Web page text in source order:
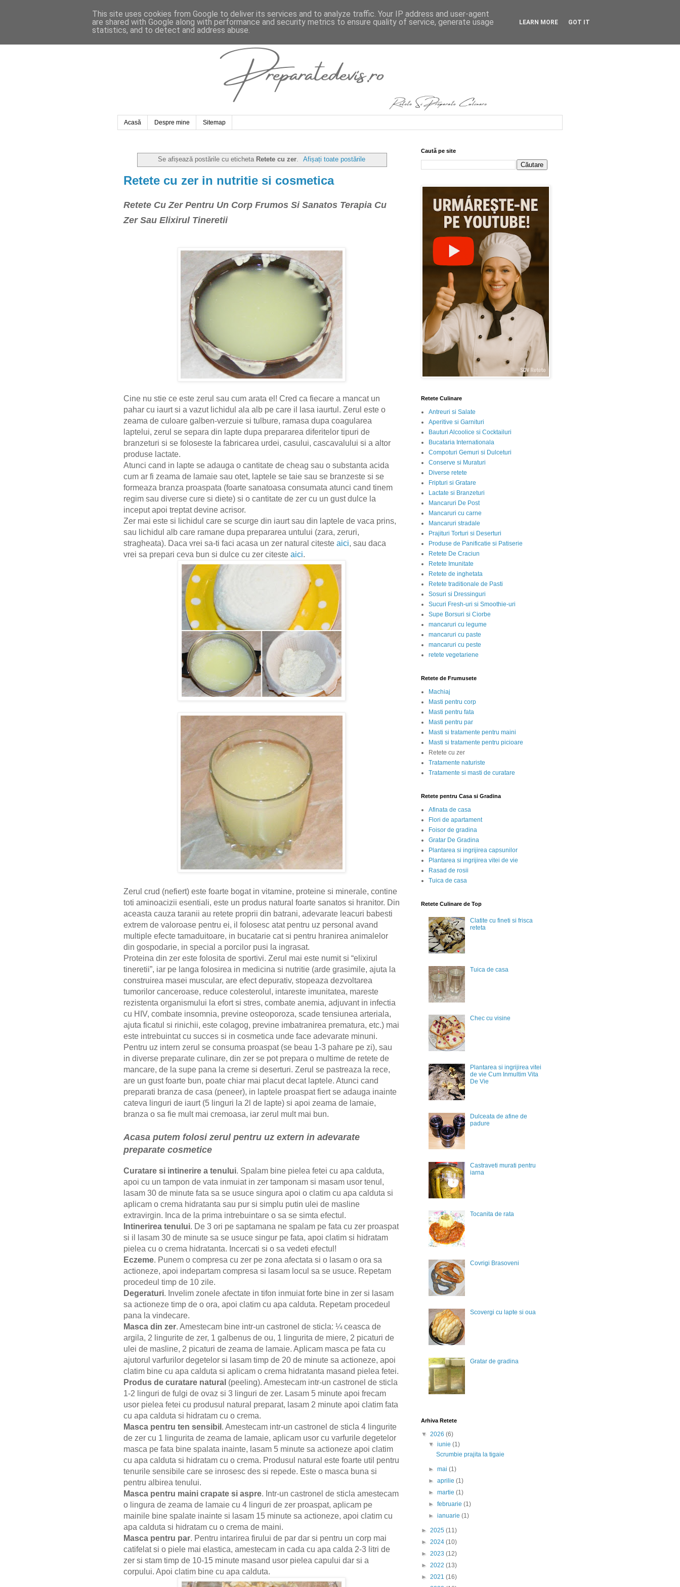
Acasă Despre mine Sitemap
Se afișează postările cu eticheta Retete cu zer. Afișați toate postările
Retete cu zer in nutritie si cosmetica
Retete Cu Zer Pentru Un Corp Frumos Si Sanatos Terapia Cu
Zer Sau Elixirul Tineretii
Cine nu stie ce este zerul sau cum arata el! Cred ca fiecare a mancat un
pahar cu iaurt si a vazut lichidul ala alb pe care il lasa iaurtul. Zerul este o
zeama de culoare galben-verzuie si tulbure, ramasa dupa coagularea
laptelui, zerul se separa din lapte dupa prepararea diferitelor tipuri de
branzeturi si se foloseste la fabricarea urdei, casului, cascavalului si a altor
produse lactate.
Atunci cand in lapte se adauga o cantitate de cheag sau o substanta acida
cum ar fi zeama de lamaie sau otet, laptele se taie sau se branzeste si se
formeaza branza proaspata (foarte sanatoasa consumata atunci cand tinem
regim sau diverse cure si diete) si o cantitate de zer cu un gust dulce la
inceput apoi treptat devine acrisor.
Zer mai este si lichidul care se scurge din iaurt sau din laptele de vaca prins,
sau lichidul alb care ramane dupa prepararea untului (zara, zeruri,
stragheata). Daca vrei sa-ti faci acasa un zer natural citeste aici, sau daca
vrei sa prepari ceva bun si dulce cu zer citeste aici.
Zerul crud (nefiert) este foarte bogat in vitamine, proteine si minerale, contine
toti aminoacizii esentiali, este un produs natural foarte sanatos si hranitor. Din
aceasta cauza taranii au retete proprii din batrani, adevarate leacuri babesti
extrem de valoroase pentru ei, il folosesc atat pentru uz personal avand
multiple efecte tamaduitoare, in bucatarie cat si pentru hranirea animalelor
din gospodarie, in special a porcilor pusi la ingrasat.
Proteina din zer este folosita de sportivi. Zerul mai este numit si “elixirul
tineretii”, iar pe langa folosirea in medicina si nutritie (arde grasimile, ajuta la
construirea masei muscular, are efect depurativ, stopeaza dezvoltarea
tumorilor canceroase, reduce colesterolul , intareste imunitatea, mareste
rezistenta organismului la efort si stres, combate anemia, adjuvant in infectia
cu HIV, combate insomnia, previne osteoporoza, scade tensiunea arteriala,
ajuta ficatul si rinichii, este colagog, previne imbatranirea prematura, etc.) mai
este intrebuintat cu succes si in cosmetica unde face adevarate minuni.
Pentru uz intern zerul se consuma proaspat (se beau 1-3 pahare pe zi), sau
in diverse preparate culinare, din zer se pot prepara o multime de retete de
mancare, de la supe pana la creme si deserturi. Zerul se pastreaza la rece,
are un gust foarte bun, poate chiar mai placut decat laptele. Atunci cand
preparati branza de casa (peneer), in laptele proaspat fiert se adauga inainte
cateva linguri de iaurt (5 linguri la 2l de lapte) si apoi zeama de lamaie,
branza o sa fie mult mai cremoasa, iar zerul mult mai bun.
Acasa putem folosi zerul pentru uz extern in adevarate
preparate cosmetice
Curatare si intinerire a tenului. Spalam bine pielea fetei cu apa calduta,
apoi cu un tampon de vata inmuiat in zer tamponam si masam usor tenul,
lasam 30 de minute fata sa se usuce singura apoi o clatim cu apa calduta si
aplicam o crema hidratanta sau pur si simplu putin ulei de masline
extravirgin. Inca de la prima intrebuintare o sa se simta efectul.
Intinerirea tenului. De 3 ori pe saptamana ne spalam pe fata cu zer proaspat
si il lasam 30 de minute sa se usuce singur pe fata, apoi clatim si hidratam
pielea cu o crema hidratanta. Incercati si o sa vedeti efectul!
Eczeme. Punem o compresa cu zer pe zona afectata si o lasam o ora sa
actioneze, apoi indepartam compresa si lasam locul sa se usuce. Repetam
procedeul timp de 10 zile.
Degeraturi. Invelim zonele afectate in tifon inmuiat forte bine in zer si lasam
sa actioneze timp de o ora, apoi clatim cu apa calduta. Repetam procedeul
pana la vindecare.
Masca din zer. Amestecam bine intr-un castronel de sticla: ¼ ceasca de
argila, 2 lingurite de zer, 1 galbenus de ou, 1 lingurita de miere, 2 picaturi de
ulei de masline, 2 picaturi de zeama de lamaie. Aplicam masca pe fata cu
ajutorul varfurilor degetelor si lasam timp de 20 de minute sa actioneze, apoi
clatim bine cu apa calduta si aplicam o crema hidratanta masand pielea fetei.
Produs de curatare natural (peeling). Amestecam intr-un castronel de sticla
1-2 linguri de fulgi de ovaz si 3 linguri de zer. Lasam 5 minute apoi frecam
usor pielea fetei cu produsul natural preparat, lasam 2 minute apoi clatim fata
cu apa calduta si hidratam cu o crema.
Masca pentru ten sensibil . Amestecam intr-un castronel de sticla 4 lingurite
de zer cu 1 lingurita de zeama de lamaie, aplicam usor cu varfurile degetelor
masca pe fata bine spalata inainte, lasam 5 minute sa actioneze apoi clatim
cu apa calduta si hidratam cu o crema. Produsul natural este foarte util pentru
tenurile sensibile care se inrosesc des si repede. Este o masca buna si
pentru albirea tenului.
Masca pentru maini crapate si aspre. Intr-un castronel de sticla amestecam
o lingura de zeama de lamaie cu 4 linguri de zer proaspat, aplicam pe
mainile bine spalate inainte si lasam 15 minute sa actioneze, apoi clatim cu
apa calduta si hidratam cu o crema de maini.
Masca pentru par. Pentru intarirea firului de par dar si pentru un corp mai
catifelat si o piele mai elastica, amestecam in cada cu apa calda 2-3 litri de
zer si stam timp de 10-15 minute masand usor pielea capului dar si a
corpului. Apoi clatim bine cu apa calduta.
Caută pe site
Retete Culinare
Antreuri si Salate
Aperitive si Garnituri
Bauturi Alcoolice si Cocktailuri
Bucataria Internationala
Compoturi Gemuri si Dulceturi
Conserve si Muraturi
Diverse retete
Fripturi si Gratare
Lactate si Branzeturi
Mancaruri De Post
Mancaruri cu carne
Mancaruri stradale
Prajituri Torturi si Deserturi
Produse de Panificatie si Patiserie
Retete De Craciun
Retete Imunitate
Retete de inghetata
Retete traditionale de Pasti
Sosuri si Dressinguri
Sucuri Fresh-uri si Smoothie-uri
Supe Borsuri si Ciorbe
mancaruri cu legume
mancaruri cu paste
mancaruri cu peste
retete vegetariene
Retete de Frumusete
Machiaj
Masti pentru corp
Masti pentru fata
Masti pentru par
Masti si tratamente pentru maini
Masti si tratamente pentru picioare
Retete cu zer
Tratamente naturiste
Tratamente si masti de curatare
Retete pentru Casa si Gradina
Afinata de casa
Flori de apartament
Foisor de gradina
Gratar De Gradina
Plantarea si ingrijirea capsunilor
Plantarea si ingrijirea vitei de vie
Rasad de rosii
Tuica de casa
Retete Culinare de Top
Clatite cu fineti si frisca
reteta
Tuica de casa
Chec cu visine
Plantarea si ingrijirea vitei
de vie Cum Inmultim Vita
De Vie
Dulceata de afine de
padure
Castraveti murati pentru
iarna
Tocanita de rata
Covrigi Brasoveni
Scovergi cu lapte si oua
Gratar de gradina
Arhiva Retete
▼ 2026 (6)
▼iunie(1)
Scrumbie prajita la tigaie
►mai(1)
►aprilie(1)
►martie(1)
►februarie(1)
►ianuarie(1)
► 2025 (11)
► 2024 (10)
► 2023 (12)
► 2022 (13)
► 2021 (16)
This site uses cookies from Google to deliver its services and to analyze traffic. Your IP address and user-agent
are shared with Google along with performance and security metrics to ensure quality of service, generate usage
statistics, and to detect and address abuse.
LEARN MORE GOT IT